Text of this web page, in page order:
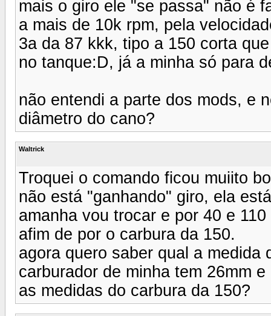
mais o giro ele "se passa" não é
a mais de 10k rpm, pela
3a da 87 kkk, tipo a 150 corta
no tanque:D, já a minha só para
não entendi a parte dos mods, e
diâmetro do cano?
Waltrick
Troquei o comando ficou muiito
não está "ganhando" giro, ela
amanha vou trocar e por 40 e
afim de por o carbura da 150.
agora quero saber qual a
carburador de minha tem 26mm
as medidas do carbura da 150?